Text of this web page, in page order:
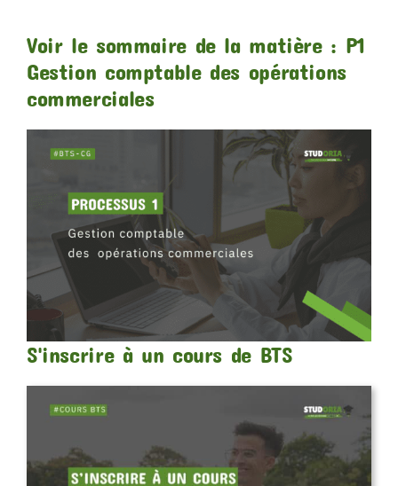
Voir le sommaire de la matière : P1
Gestion comptable des opérations
commerciales
S'inscrire à un cours de BTS